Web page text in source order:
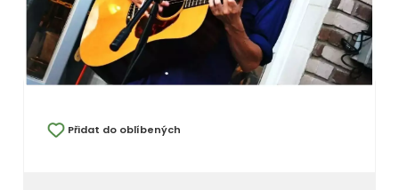
Přidat do oblíbených